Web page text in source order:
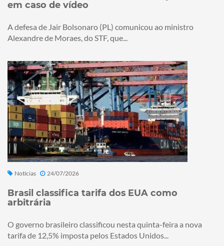
em caso de vídeo
A defesa de Jair Bolsonaro (PL) comunicou ao ministro
Alexandre de Moraes, do STF, que...
Notícias 24/07/2026
Brasil classifica tarifa dos EUA como
arbitrária
O governo brasileiro classificou nesta quinta-feira a nova
tarifa de 12,5% imposta pelos Estados Unidos...